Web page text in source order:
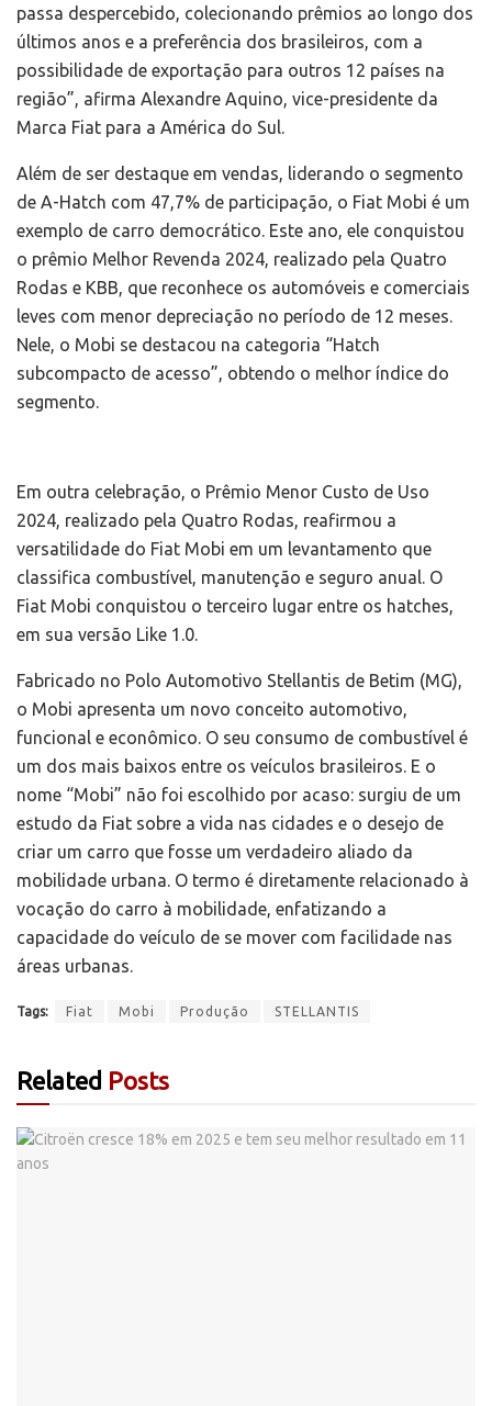
passa despercebido, colecionando prêmios ao longo dos
últimos anos e a preferência dos brasileiros, com a
possibilidade de exportação para outros 12 países na
região”, afirma Alexandre Aquino, vice-presidente da
Marca Fiat para a América do Sul.
Além de ser destaque em vendas, liderando o segmento
de A-Hatch com 47,7% de participação, o Fiat Mobi é um
exemplo de carro democrático. Este ano, ele conquistou
o prêmio Melhor Revenda 2024, realizado pela Quatro
Rodas e KBB, que reconhece os automóveis e comerciais
leves com menor depreciação no período de 12 meses.
Nele, o Mobi se destacou na categoria “Hatch
subcompacto de acesso”, obtendo o melhor índice do
segmento.
Em outra celebração, o Prêmio Menor Custo de Uso
2024, realizado pela Quatro Rodas, reafirmou a
versatilidade do Fiat Mobi em um levantamento que
classifica combustível, manutenção e seguro anual. O
Fiat Mobi conquistou o terceiro lugar entre os hatches,
em sua versão Like 1.0.
Fabricado no Polo Automotivo Stellantis de Betim (MG),
o Mobi apresenta um novo conceito automotivo,
funcional e econômico. O seu consumo de combustível é
um dos mais baixos entre os veículos brasileiros. E o
nome “Mobi” não foi escolhido por acaso: surgiu de um
estudo da Fiat sobre a vida nas cidades e o desejo de
criar um carro que fosse um verdadeiro aliado da
mobilidade urbana. O termo é diretamente relacionado à
vocação do carro à mobilidade, enfatizando a
capacidade do veículo de se mover com facilidade nas
áreas urbanas.
Tags: Fiat Mobi Produção STELLANTIS
Related Posts